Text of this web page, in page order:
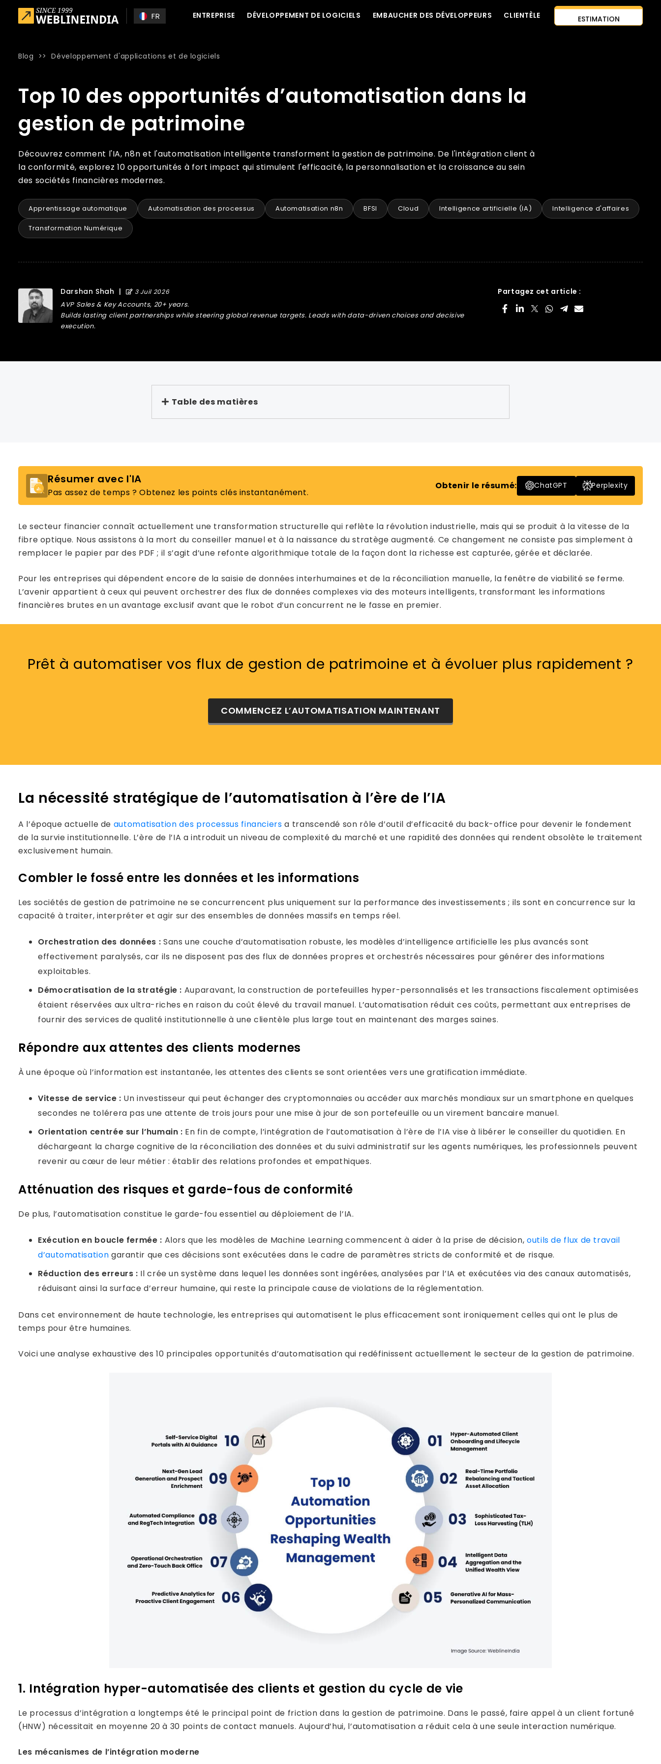
Skip to main content
FR ENTREPRISE DÉVELOPPEMENT DE LOGICIELS EMBAUCHER DES DÉVELOPPEURS CLIENTÈLE
ESTIMATION
Blog >>Développement d'applications et de logiciels
Top 10 des opportunités d’automatisation dans la
gestion de patrimoine
Découvrez comment l'IA, n8n et l'automatisation intelligente transforment la gestion de patrimoine. De l'intégration client à
la conformité, explorez 10 opportunités à fort impact qui stimulent l'efficacité, la personnalisation et la croissance au sein
des sociétés financières modernes.
Apprentissage automatique Automatisation des processus Automatisation n8n BFSI Cloud Intelligence artificielle (IA) Intelligence d'affaires
Transformation Numérique
Darshan Shah | 3 Juil 2026
AVP Sales & Key Accounts, 20+ years.
Builds lasting client partnerships while steering global revenue targets. Leads with data-driven choices and decisive
execution.
Partagez cet article :
Table des matières
Résumer avec l'IA
Pas assez de temps ? Obtenez les points clés instantanément.
Obtenir le résumé: ChatGPT Perplexity
Le secteur financier connaît actuellement une transformation structurelle qui reflète la révolution industrielle, mais qui se produit à la vitesse de la
fibre optique. Nous assistons à la mort du conseiller manuel et à la naissance du stratège augmenté. Ce changement ne consiste pas simplement à
remplacer le papier par des PDF ; il s’agit d’une refonte algorithmique totale de la façon dont la richesse est capturée, gérée et déclarée.
Pour les entreprises qui dépendent encore de la saisie de données interhumaines et de la réconciliation manuelle, la fenêtre de viabilité se ferme.
L’avenir appartient à ceux qui peuvent orchestrer des flux de données complexes via des moteurs intelligents, transformant les informations
financières brutes en un avantage exclusif avant que le robot d’un concurrent ne le fasse en premier.
Prêt à automatiser vos flux de gestion de patrimoine et à évoluer plus rapidement ?
COMMENCEZ L’AUTOMATISATION MAINTENANT
La nécessité stratégique de l’automatisation à l’ère de l’IA
A l’époque actuelle de automatisation des processus financiers a transcendé son rôle d’outil d’efficacité du back-office pour devenir le fondement
de la survie institutionnelle. L’ère de l’IA a introduit un niveau de complexité du marché et une rapidité des données qui rendent obsolète le traitement
exclusivement humain.
Combler le fossé entre les données et les informations
Les sociétés de gestion de patrimoine ne se concurrencent plus uniquement sur la performance des investissements ; ils sont en concurrence sur la
capacité à traiter, interpréter et agir sur des ensembles de données massifs en temps réel.
Orchestration des données : Sans une couche d’automatisation robuste, les modèles d’intelligence artificielle les plus avancés sont
effectivement paralysés, car ils ne disposent pas des flux de données propres et orchestrés nécessaires pour générer des informations
exploitables.
Démocratisation de la stratégie : Auparavant, la construction de portefeuilles hyper-personnalisés et les transactions fiscalement optimisées
étaient réservées aux ultra-riches en raison du coût élevé du travail manuel. L’automatisation réduit ces coûts, permettant aux entreprises de
fournir des services de qualité institutionnelle à une clientèle plus large tout en maintenant des marges saines.
Répondre aux attentes des clients modernes
À une époque où l’information est instantanée, les attentes des clients se sont orientées vers une gratification immédiate.
Vitesse de service : Un investisseur qui peut échanger des cryptomonnaies ou accéder aux marchés mondiaux sur un smartphone en quelques
secondes ne tolérera pas une attente de trois jours pour une mise à jour de son portefeuille ou un virement bancaire manuel.
Orientation centrée sur l’humain : En fin de compte, l’intégration de l’automatisation à l’ère de l’IA vise à libérer le conseiller du quotidien. En
déchargeant la charge cognitive de la réconciliation des données et du suivi administratif sur les agents numériques, les professionnels peuvent
revenir au cœur de leur métier : établir des relations profondes et empathiques.
Atténuation des risques et garde-fous de conformité
De plus, l’automatisation constitue le garde-fou essentiel au déploiement de l’IA.
Exécution en boucle fermée : Alors que les modèles de Machine Learning commencent à aider à la prise de décision, outils de flux de travail
d’automatisation garantir que ces décisions sont exécutées dans le cadre de paramètres stricts de conformité et de risque.
Réduction des erreurs : Il crée un système dans lequel les données sont ingérées, analysées par l’IA et exécutées via des canaux automatisés,
réduisant ainsi la surface d’erreur humaine, qui reste la principale cause de violations de la réglementation.
Dans cet environnement de haute technologie, les entreprises qui automatisent le plus efficacement sont ironiquement celles qui ont le plus de
temps pour être humaines.
Voici une analyse exhaustive des 10 principales opportunités d’automatisation qui redéfinissent actuellement le secteur de la gestion de patrimoine.
1. Intégration hyper-automatisée des clients et gestion du cycle de vie
Le processus d’intégration a longtemps été le principal point de friction dans la gestion de patrimoine. Dans le passé, faire appel à un client fortuné
(HNW) nécessitait en moyenne 20 à 30 points de contact manuels. Aujourd’hui, l’automatisation a réduit cela à une seule interaction numérique.
Les mécanismes de l’intégration moderne